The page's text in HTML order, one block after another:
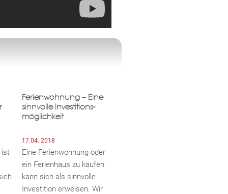
ist
Ferienwohnung – Eine
sinnvolle Investitions­­­
möglichkeit
17.04. 2018
Eine Ferienwohnung oder
ein Ferienhaus zu kaufen
kann sich als sinnvolle
Investition erweisen. Wir